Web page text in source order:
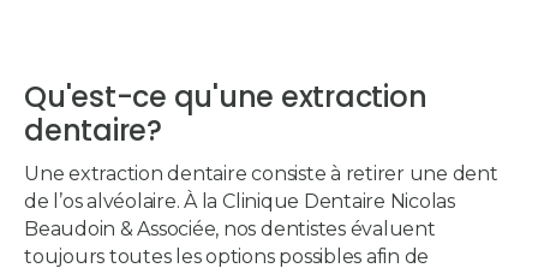
Qu'est-ce qu'une extraction
dentaire?
Une extraction dentaire consiste à retirer une dent
de l’os alvéolaire. À la Clinique Dentaire Nicolas
Beaudoin & Associée, nos dentistes évaluent
toujours toutes les options possibles afin de